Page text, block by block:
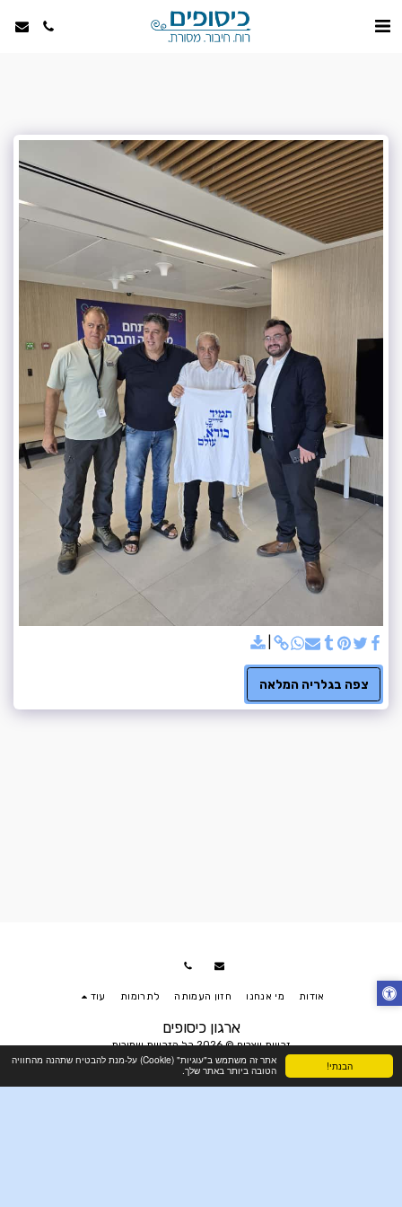
הבנתי!
אתר זה משתמש ב"עוגיות" (Cookie) על-מנת להבטיח שתהנה מהחוויה
הטובה ביותר באתר שלך.
צפה בגלריה המלאה
ארגון כיסופים
זכויות יוצרים © 2026 כל הזכויות שמורות
נגישות
אודות מי אנחנו חזון העמותה לתרומות עוד